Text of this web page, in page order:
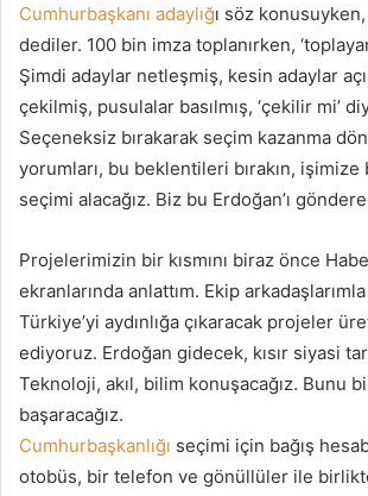
Cumhurbaşkanı adaylığı söz konusuyken,
dediler. 100 bin imza toplanırken,
Şimdi adaylar netleşmiş, kesin adaylar
çekilmiş, pusulalar basılmış, ‘çekilir mi’
Seçeneksiz bırakarak seçim kazanma
yorumları, bu beklentileri bırakın, işimize
seçimi alacağız. Biz bu Erdoğan’ı
Projelerimizin bir kısmını biraz önce
ekranlarında anlattım. Ekip
Türkiye’yi aydınlığa çıkaracak projeler
ediyoruz. Erdoğan gidecek, kısır siyasi
Teknoloji, akıl, bilim konuşacağız. Bunu
başaracağız.
Cumhurbaşkanlığı seçimi için bağış
otobüs, bir telefon ve gönüllüler ile